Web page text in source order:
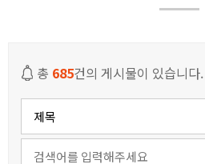
세계 속 JEIU
총 685건의 게시물이 있습니다.